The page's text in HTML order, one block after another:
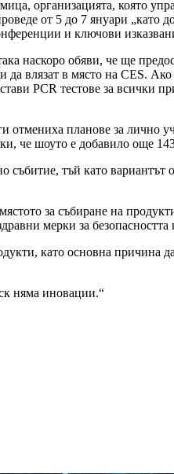
организацията, която
от 5 до 7 януари „като
и ключови
наскоро обяви, че ще
влязат в място на CES.
PCR тестове за всички
планове за лично
че шоуто е добавило още
тъй като вариантът
за събиране на
мерки за
като основна причина
няма иновации.“